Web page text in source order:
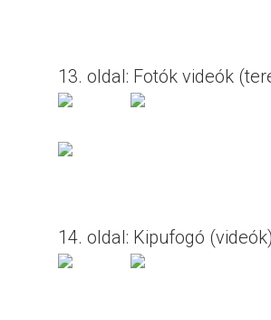
13. oldal: Fotók videók
14. oldal: Kipufogó (videók)